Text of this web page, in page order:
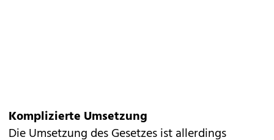
Komplizierte Umsetzung
Die Umsetzung des Gesetzes ist allerdings